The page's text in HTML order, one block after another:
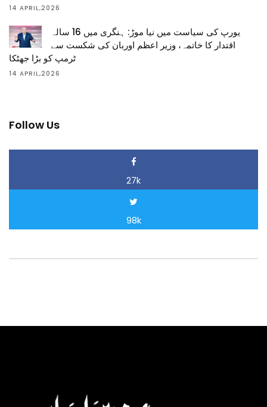
14 APRIL,2026
یورپ کی سیاست میں نیا موڑ: ہنگری میں 16 سالہ
اقتدار کا خاتمہ، وزیر اعظم اوربان کی شکست سے
ٹرمپ کو بڑا جھٹکا
14 APRIL,2026
Follow Us
27k
98k